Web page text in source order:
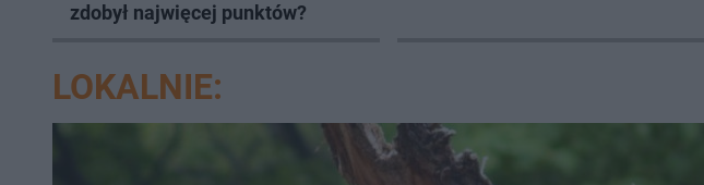
zdobył najwięcej punktów?
LOKALNIE: